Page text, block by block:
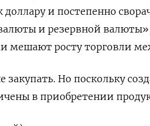
и постепенно
и резервной
мешают росту торговли
Но поскольку
в приобретении